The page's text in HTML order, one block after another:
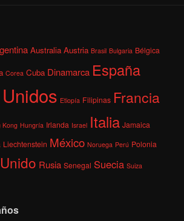
Australia Austria Brasil Bulgaria Bélgica
Corea Cuba Dinamarca España
Etiopía Filipinas Francia
Kong Hungría Irlanda Israel Italia Jamaica
Liechtenstein México Noruega Perú Polonia
Rusia Senegal Suecia Suiza